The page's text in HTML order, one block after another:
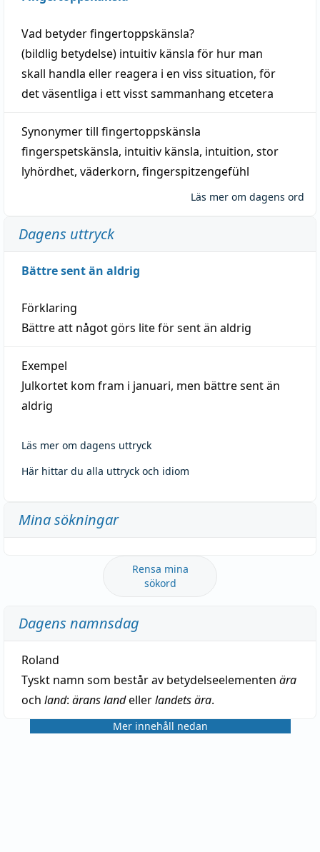
Vad betyderfingertoppskänsla?
(bildlig betydelse) intuitiv känsla för hur man
skall handla eller reagera i en viss situation, för
det väsentliga i ett visstsammanhang etcetera
Synonymer till fingertoppskänsla
fingerspetskänsla, intuitiv känsla, intuition, stor
lyhördhet, väderkorn, fingerspitzengefühl
Läs mer om dagens ord
Dagens uttryck
Bättre sent än aldrig
Förklaring
Bättre att något görs lite för sent än aldrig
Exempel
Julkortet kom fram i januari, men bättre sent än
aldrig
Läs mer om dagens uttryck
Här hittar du alla uttryck och idiom
Mina sökningar
Rensa mina
sökord
Dagens namnsdag
Roland
Tyskt namn som består av betydelseelementen ära
och land: ärans landellerlandets ära.
Mer innehåll nedan